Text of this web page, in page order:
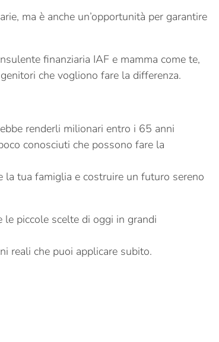
ma è anche un’opportunità per garantire
finanziaria IAF e mamma come te,
che vogliono fare la differenza.
renderli milionari entro i 65 anni
conosciuti che possono fare la
la tua famiglia e costruire un futuro sereno
piccole scelte di oggi in grandi
reali che puoi applicare subito.